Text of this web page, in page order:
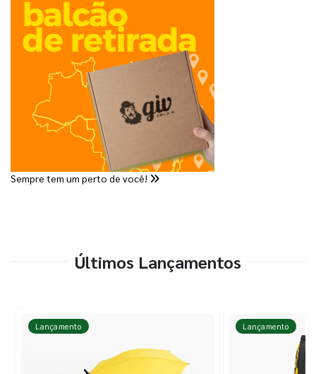
Sempre tem um perto de você!
Últimos Lançamentos
Lançamento Lançamento